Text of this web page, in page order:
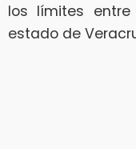
los límites entre
estado de